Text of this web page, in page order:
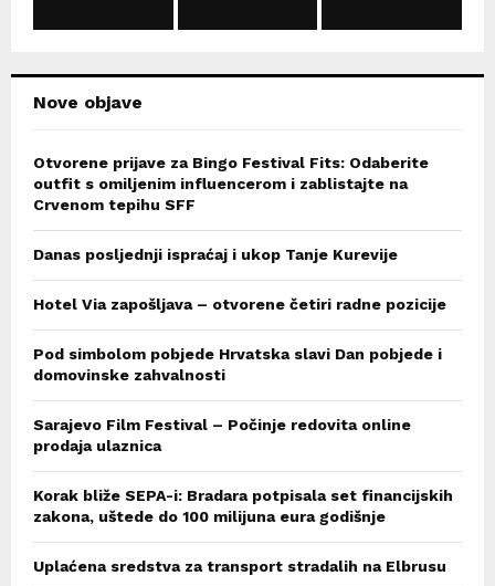
Nove objave
Otvorene prijave za Bingo Festival Fits: Odaberite
outfit s omiljenim influencerom i zablistajte na
Crvenom tepihu SFF
Danas posljednji ispraćaj i ukop Tanje Kurevije
Hotel Via zapošljava – otvorene četiri radne pozicije
Pod simbolom pobjede Hrvatska slavi Dan pobjede i
domovinske zahvalnosti
Sarajevo Film Festival – Počinje redovita online
prodaja ulaznica
Korak bliže SEPA-i: Bradara potpisala set financijskih
zakona, uštede do 100 milijuna eura godišnje
Uplaćena sredstva za transport stradalih na Elbrusu